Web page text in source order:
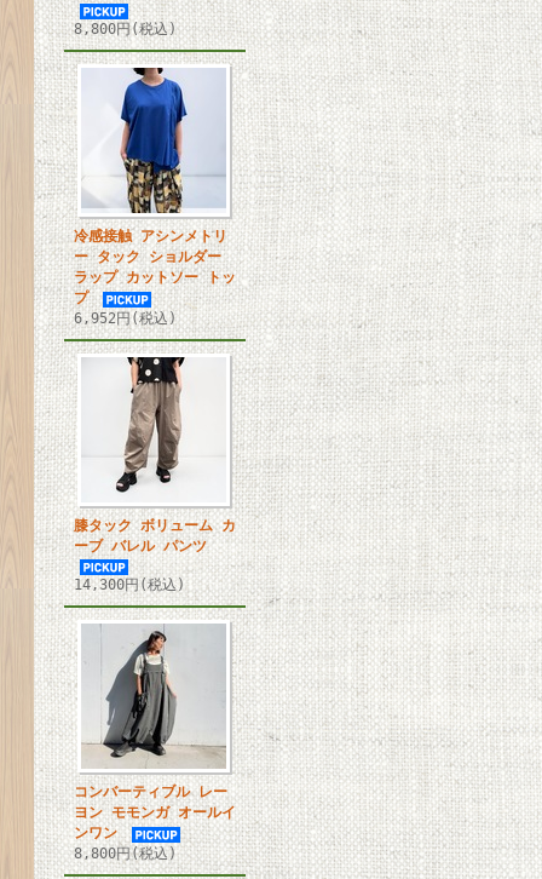
8,800円(税込)
冷感接触 アシンメトリ
ー タック ショルダー
ラップ カットソー トッ
プ
6,952円(税込)
膝タック ボリューム カ
ーブ バレル パンツ
14,300円(税込)
コンバーティブル レー
ヨン モモンガ オールイ
ンワン
8,800円(税込)